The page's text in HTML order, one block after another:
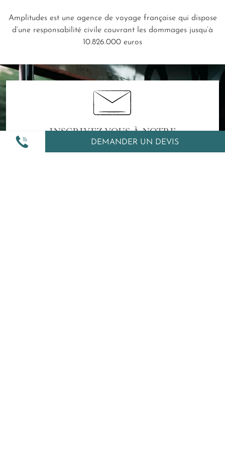
DEMANDER UN DEVIS
Amplitudes est une agence de voyage française qui dispose
d’une responsabilité civile couvrant les dommages jusqu’à
10.826.000 euros
INSCRIVEZ-VOUS À NOTRE
NEWSLETTER :